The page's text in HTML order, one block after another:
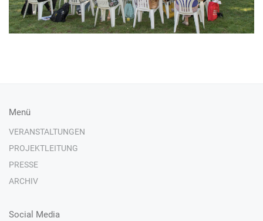
Menü
VERANSTALTUNGEN
PROJEKTLEITUNG
PRESSE
ARCHIV
Social Media